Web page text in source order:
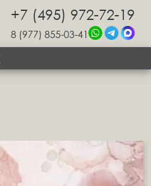
+7 (495) 972-72-19
8 (977) 855-03-41